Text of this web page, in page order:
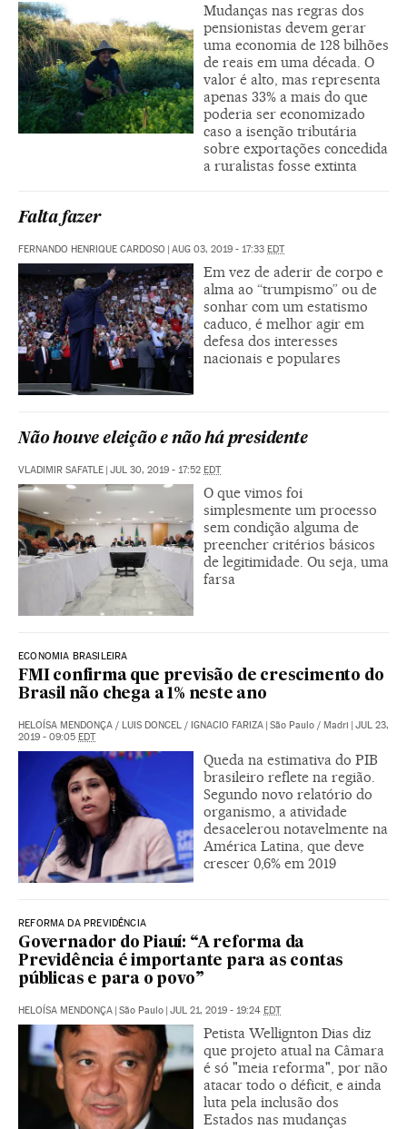
Mudanças nas regras dos
pensionistas devem gerar
uma economia de 128 bilhões
de reais em uma década. O
valor é alto, mas representa
apenas 33% a mais do que
poderia ser economizado
caso a isenção tributária
sobre exportações concedida
a ruralistas fosse extinta
Falta fazer
FERNANDO HENRIQUE CARDOSO | AUG 03, 2019 - 17:33 EDT
Em vez de aderir de corpo e
alma ao “trumpismo” ou de
sonhar com um estatismo
caduco, é melhor agir em
defesa dos interesses
nacionais e populares
Não houve eleição e não há presidente
VLADIMIR SAFATLE | JUL 30, 2019 - 17:52 EDT
O que vimos foi
simplesmente um processo
sem condição alguma de
preencher critérios básicos
de legitimidade. Ou seja, uma
farsa
ECONOMIA BRASILEIRA
FMI confirma que previsão de crescimento do
Brasil não chega a 1% neste ano
HELOÍSA MENDONÇA / LUIS DONCEL / IGNACIO FARIZA | São Paulo / Madri | JUL 23,
2019 - 09:05 EDT
Queda na estimativa do PIB
brasileiro reflete na região.
Segundo novo relatório do
organismo, a atividade
desacelerou notavelmente na
América Latina, que deve
crescer 0,6% em 2019
REFORMA DA PREVIDÊNCIA
Governador do Piauí: “A reforma da
Previdência é importante para as contas
públicas e para o povo”
HELOÍSA MENDONÇA | São Paulo | JUL 21, 2019 - 19:24 EDT
Petista Wellignton Dias diz
que projeto atual na Câmara
é só "meia reforma", por não
atacar todo o déficit, e ainda
luta pela inclusão dos
Estados nas mudanças